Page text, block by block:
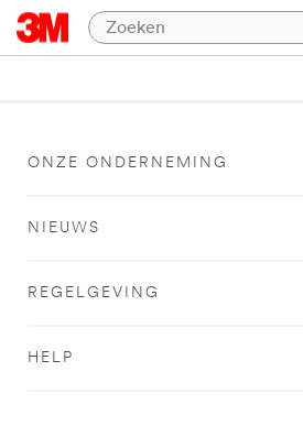
ONZE ONDERNEMING
NIEUWS
REGELGEVING
HELP